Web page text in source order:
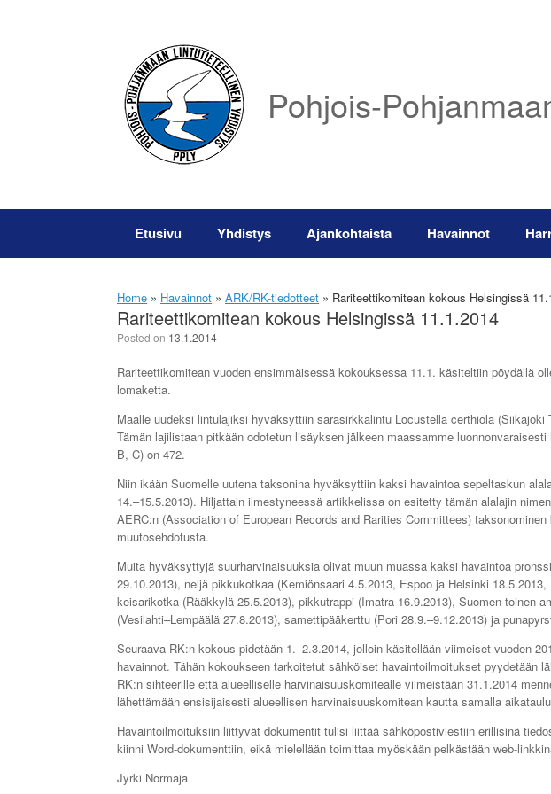
Pohjois-
Etusivu Yhdistys Ajankohtaista Havainnot
Home » Havainnot » ARK/RK-tiedotteet » Rariteettikomitean kokous Helsingissä
Rariteettikomitean kokous Helsingissä 11.1.2014
Posted on 13.1.2014
Rariteettikomitean vuoden ensimmäisessä kokouksessa 11.1. käsiteltiin pöydällä
lomaketta.
Maalle uudeksi lintulajiksi hyväksyttiin sarasirkkalintu Locustella certhiola
Tämän lajilistaan pitkään odotetun lisäyksen jälkeen maassamme
B, C) on 472.
Niin ikään Suomelle uutena taksonina hyväksyttiin kaksi havaintoa sepeltaskun
14.–15.5.2013). Hiljattain ilmestyneessä artikkelissa on esitetty tämän alalajin
AERC:n (Association of European Records and Rarities Committees)
muutosehdotusta.
Muita hyväksyttyjä suurharvinaisuuksia olivat muun muassa kaksi havaintoa
29.10.2013), neljä pikkukotkaa (Kemiönsaari 4.5.2013, Espoo ja Helsinki
keisarikotka (Rääkkylä 25.5.2013), pikkutrappi (Imatra 16.9.2013), Suomen toinen
(Vesilahti–Lempäälä 27.8.2013), samettipääkerttu (Pori 28.9.–9.12.2013) ja
Seuraava RK:n kokous pidetään 1.–2.3.2014, jolloin käsitellään viimeiset vuoden
havainnot. Tähän kokoukseen tarkoitetut sähköiset havaintoilmoitukset pyydetään
RK:n sihteerille että alueelliselle harvinaisuuskomitealle viimeistään 31.1.2014
lähettämään ensisijaisesti alueellisen harvinaisuuskomitean kautta samalla
Havaintoilmoituksiin liittyvät dokumentit tulisi liittää sähköpostiviestiin erillisinä
kiinni Word-dokumenttiin, eikä mielellään toimittaa myöskään pelkästään web-
Jyrki Normaja